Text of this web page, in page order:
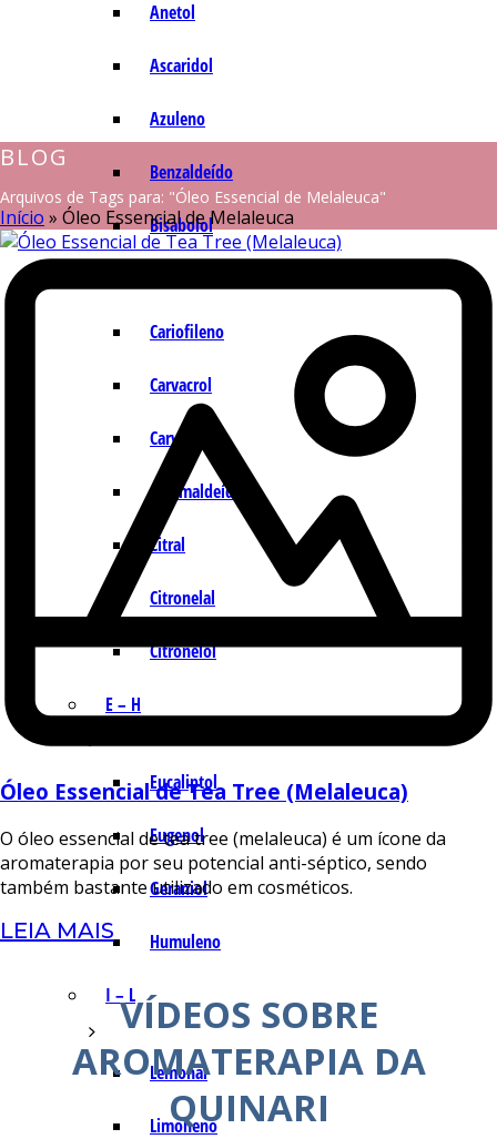
Anetol
Ascaridol
Azuleno
Benzaldeído
Bisabolol
Cariofileno
Carvacrol
Carvona
Cinamaldeído
Citral
Citronelal
Citronelol
E – H
Eucaliptol
Eugenol
Geraniol
Humuleno
I – L
Lemonal
Limoneno
BLOG
Arquivos de Tags para: "Óleo Essencial de Melaleuca"
Início » Óleo Essencial de Melaleuca
Óleo Essencial de Tea Tree (Melaleuca)
O óleo essencial de tea tree (melaleuca) é um ícone da
aromaterapia por seu potencial anti-séptico, sendo
também bastante utilizado em cosméticos.
LEIA MAIS
VÍDEOS SOBRE
AROMATERAPIA DA
QUINARI